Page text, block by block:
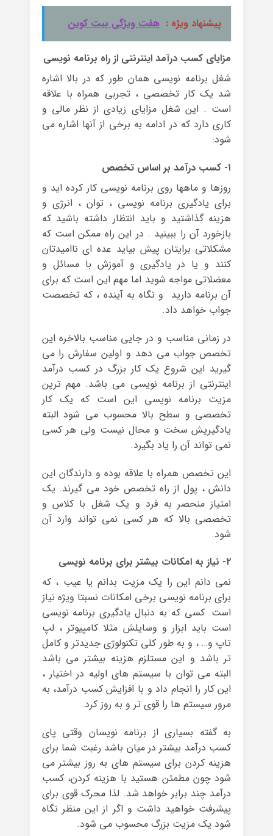
پیشنهاد ویژه : هفت ویژگی بیت کوین
مزایای کسب درآمد اینترنتی از راه برنامه نویسی
شغل برنامه نویسی همان طور که در بالا اشاره
شد یک کار تخصصی ، تجربی همراه با علاقه
است . این شغل مزایای زیادی از نظر مالی و
کاری دارد که در ادامه به برخی از آنها اشاره می
شود:
۱- کسب درآمد بر اساس تخصص
روزها و ماهها روی برنامه نویسی کار کرده اید و
برای یادگیری برنامه نویسی ، توان ، انرژی و
هزینه گذاشتید و باید انتظار داشته باشید که
بازخورد آن را ببینید . در این راه ممکن است که
مشکلاتی برایتان پیش بیاید عده ای ناامیدتان
کنند و یا در یادگیری و آموزش با مسائل و
معضلاتی مواجه شوید اما مهم این است که برای
آن برنامه دارید و نگاه به آینده ، که تخصصت
جواب خواهد داد.
در زمانی مناسب و در جایی مناسب بالاخره این
تخصص جواب می دهد و اولین سفارش را می
گیرید این شروع یک کار بزرگ در کسب درآمد
اینترنتی از برنامه نویسی می باشد. مهم ترین
مزیت برنامه نویسی این است که یک کار
تخصصی و سطح بالا محسوب می شود البته
یادگیریش سخت و محال نیست ولی هر کسی
نمی تواند آن را یاد بگیرد.
این تخصص همراه با علاقه بوده و دارندگان این
دانش ، پول از راه تخصص خود می گیرند. یک
امتیاز منحصر به فرد و یک شغل با کلاس و
تخصصی بالا که هر کسی نمی تواند وارد آن
شود.
۲- نیاز به امکانات بیشتر برای برنامه نویسی
نمی دانم این را یک مزیت بدانم یا عیب ، که
برای برنامه نویسی برخی امکانات نسبتا ویژه نیاز
است. کسی که به دنبال یادگیری برنامه نویسی
است باید ابزار و وسایلش مثلا کامپیوتر ، لپ
تاپ و… ، و به طور کلی تکنولوژی جدیدتر و کامل
تر باشد و این مستلزم هزینه بیشتر می باشد
البته می توان با سیستم های اولیه در اختیار ،
این کار را انجام داد و با افزایش کسب درآمد، به
مرور سیستم ها را قوی تر و به روز کرد.
به گفته بسیاری از برنامه نویسان وقتی پای
کسب درآمد بیشتر در میان باشد رغبت شما برای
هزینه کردن برای سیستم های به روز بیشتر می
شود چون مطمئن هستید با هزینه کردن، کسب
درآمد چند برابر خواهد شد. لذا محرک قوی برای
پیشرفت خواهید داشت و اگر از این منظر نگاه
شود یک مزیت بزرگ محسوب می شود.